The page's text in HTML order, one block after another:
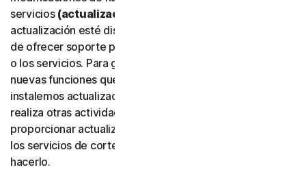
servicios (actualizaciones)
actualización esté disponible, es posible que dejemos
de ofrecer soporte para la versión anterior del software
o los servicios. Para garantizar que pueda utilizar las
nuevas funciones que desarrollemos, usted acepta que
instalemos actualizaciones en segundo plano mientras
realiza otras actividades. También podemos
proporcionar actualizaciones para el software gratuito y
los servicios de cortesía, pero no estamos obligados a
hacerlo.